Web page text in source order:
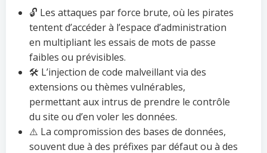
🔓 Les attaques par force brute, où les pirates
tentent d’accéder à l’espace d’administration
en multipliant les essais de mots de passe
faibles ou prévisibles.
🛠️ L’injection de code malveillant via des
extensions ou thèmes vulnérables,
permettant aux intrus de prendre le contrôle
du site ou d’en voler les données.
⚠️ La compromission des bases de données,
souvent due à des préfixes par défaut ou à des